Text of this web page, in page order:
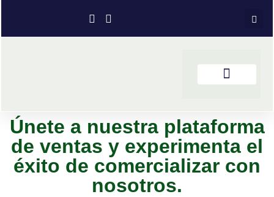
Únete a nuestra plataforma
de ventas y experimenta el
éxito de comercializar con
nosotros.